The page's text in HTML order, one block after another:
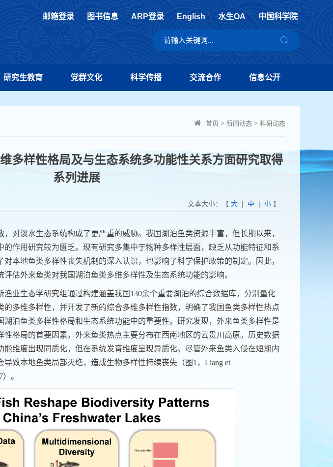
邮箱登录 图书信息 ARP登录 English 水生OA 中国科学院
研究生教育 党群文化 科学传播 交流合作 信息公开
首页 > 新闻动态 > 科研动态
多样性格局及与生态系统多功能性关系方面研究取得
系列进展
文本大小：【 大| 中 | 小】
对淡水生态系统构成了更严重的威胁。我国湖泊鱼类资源丰富，但长期以来，
的作用研究较为匮乏。现有研究多集中于物种多样性层面，缺乏从功能特征和系
本地鱼类多样性丧失机制的深入认识，也影响了科学保护政策的制定。因此，
估外来鱼类对我国湖泊鱼类多维多样性及生态系统功能的影响。
业生态学研究组通过构建涵盖我国 130余个重要湖泊的综合数据库，分别量化
的多维多样性，并开发了新的综合多维多样性指数，明确了我国鱼类多样性热点
湖泊鱼类多样性格局和生态系统功能中的重要性。研究发现，外来鱼类多样性是
性格局的首要因素。外来鱼类热点主要分布在西南地区的云贵川高原。历史数据
能维度出现同质化，但在系统发育维度呈现异质化。尽管外来鱼类入侵在短期内
致本地鱼类局部灭绝，造成生物多样性持续丧失（图 1 ， Liang et
）。